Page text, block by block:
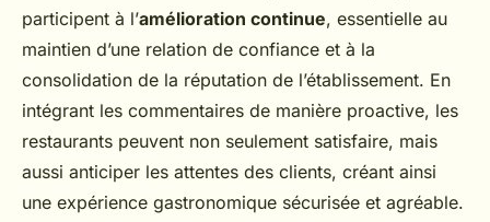
participent à l’amélioration continue, essentielle au
maintien d’une relation de confiance et à la
consolidation de la réputation de l’établissement. En
intégrant les commentaires de manière proactive, les
restaurants peuvent non seulement satisfaire, mais
aussi anticiper les attentes des clients, créant ainsi
une expérience gastronomique sécurisée et agréable.